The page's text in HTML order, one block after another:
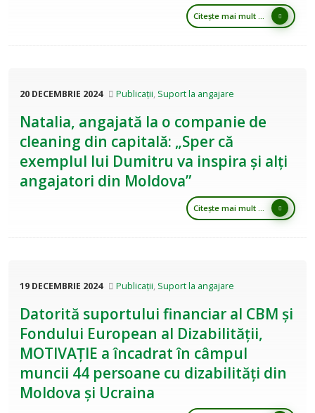
Citește mai mult ...
20 DECEMBRIE 2024 Publicații, Suport la angajare
Natalia, angajată la o companie de
cleaning din capitală: „Sper că
exemplul lui Dumitru va inspira și alți
angajatori din Moldova”
Citește mai mult ...
19 DECEMBRIE 2024 Publicații, Suport la angajare
Datorită suportului financiar al CBM și
Fondului European al Dizabilității,
MOTIVAȚIE a încadrat în câmpul
muncii 44 persoane cu dizabilități din
Moldova și Ucraina